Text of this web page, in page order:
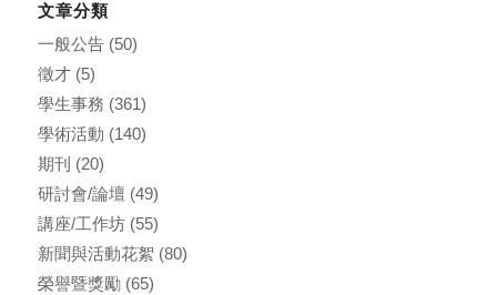
文章分類
一般公告(50)
徵才(5)
學生事務 (361)
學術活動 (140)
期刊 (20)
研討會/論壇 (49)
講座/工作坊(55)
新聞與活動花絮 (80)
榮譽暨獎勵(65)